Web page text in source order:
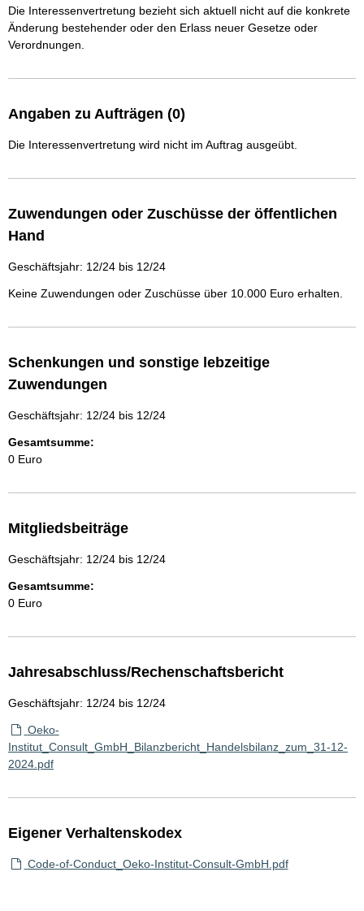
Die Interessenvertretung bezieht sich aktuell nicht auf die konkrete
Änderung bestehender oder den Erlass neuer Gesetze oder
Verordnungen.
Angaben zu Aufträgen (0)
Die Interessenvertretung wird nicht im Auftrag ausgeübt.
Zuwendungen oder Zuschüsse der öffentlichen
Hand
Geschäftsjahr: 12/24 bis 12/24
Keine Zuwendungen oder Zuschüsse über 10.000 Euro erhalten.
Schenkungen und sonstige lebzeitige
Zuwendungen
Geschäftsjahr: 12/24 bis 12/24
Gesamtsumme:
0 Euro
Mitgliedsbeiträge
Geschäftsjahr: 12/24 bis 12/24
Gesamtsumme:
0 Euro
Jahresabschluss/Rechenschaftsbericht
Geschäftsjahr: 12/24 bis 12/24
Oeko-
Institut_Consult_GmbH_Bilanzbericht_Handelsbilanz_zum_31-12-
2024.pdf
Eigener Verhaltenskodex
Code-of-Conduct_Oeko-Institut-Consult-GmbH.pdf